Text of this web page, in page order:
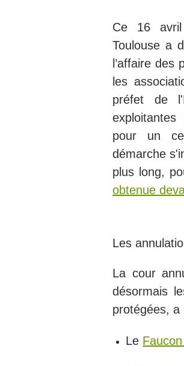
Ce 16 avril
Toulouse a
l’affaire des
les
préfet de
pour un
démarche
plus long,
obtenue
Les
La cour
désormais
protégées, a
Le